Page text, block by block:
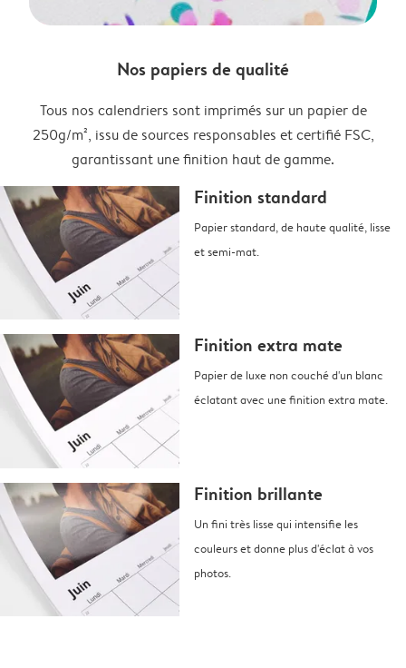
Nos papiers de qualité
Tous nos calendriers sont imprimés sur un papier de
250g/m², issu de sources responsables et certifié FSC,
garantissant une finition haut de gamme.
Finition standard
Papier standard, de haute qualité, lisse
et semi-mat.
Finition extra mate
Papier de luxe non couché d'un blanc
éclatant avec une finition extra mate.
Finition brillante
Un fini très lisse qui intensifie les
couleurs et donne plus d'éclat à vos
photos.